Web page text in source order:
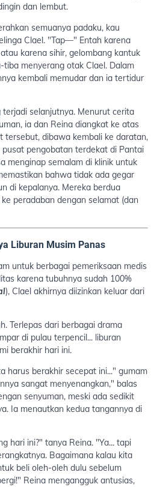
dan lembut.
semuanya padaku, kau
Clael. "Tap—" Entah karena
karena sihir, gelombang kantuk
menyerang otak Clael. Dalam
kembali memudar dan ia tertidur
selanjutnya. Menurut cerita
ia dan Reina diangkat ke atas
tersebut, dibawa kembali ke daratan,
pengobatan terdekat di Pantai
menginap semalam di klinik untuk
bahwa tidak ada gegar
di kepalanya. Mereka berdua
peradaban dengan selamat (dan
Liburan Musim Panas
untuk berbagai pemeriksaan medis
karena tubuhnya sudah 100%
), Clael akhirnya diizinkan keluar dari
Terlepas dari berbagai drama
di pulau terpencil... liburan
berakhir hari ini.
harus berakhir secepat ini..." gumam
sangat menyenangkan," balas
senyuman, meski ada sedikit
Ia menautkan kedua tangannya di
hari ini?" tanya Reina. "Ya... tapi
Bagaimana kalau kita
beli oleh-oleh dulu sebelum
Reina mengangguk antusias,